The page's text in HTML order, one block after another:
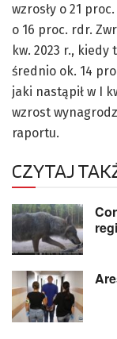
wzrosły o 21
o 16 proc. rdr.
kw. 2023 r.,
średnio ok. 14
jaki nastąpił w I
wzrost
raportu.
CZYTAJ